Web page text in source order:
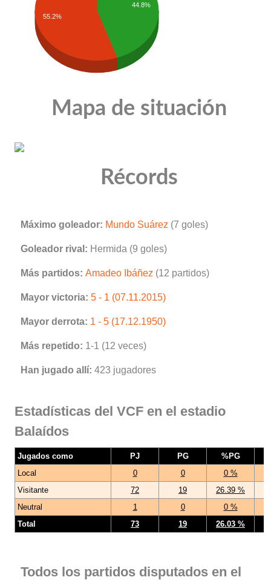
44.8%
55.2%
Mapa de situación
Récords
Máximo goleador: Mundo Suárez (7 goles)
Goleador rival: Hermida (9 goles)
Más partidos: Amadeo Ibáñez (12 partidos)
Mayor victoria: 5 - 1 (07.11.2015)
Mayor derrota: 1 - 5 (17.12.1950)
Más repetido: 1-1 (12 veces)
Han jugado allí: 423 jugadores
Estadísticas del VCF en el estadio
Balaídos
Jugados como PJ PG
%PG
Local
0 0
0 %
Visitante
72 19
26.39 %
Neutral
1 0
0 %
Total
73 19 26.03 %
Todos los partidos disputados en el